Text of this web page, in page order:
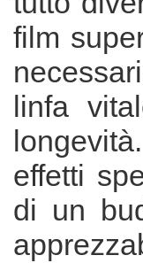
film
linfa
effetti
di un